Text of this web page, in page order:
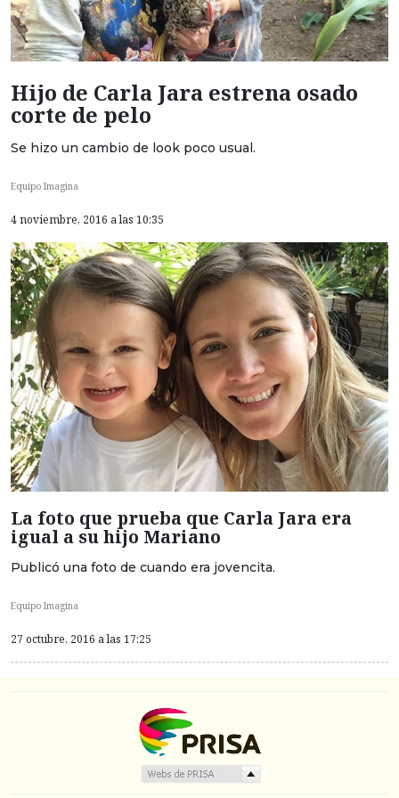
Hijo de Carla Jara estrena osado
corte de pelo
Se hizo un cambio de look poco usual.
Equipo Imagina
4 noviembre, 2016 a las 10:35
La foto que prueba que Carla Jara era
igual a su hijo Mariano
Publicó una foto de cuando era jovencita.
Equipo Imagina
27 octubre, 2016 a las 17:25